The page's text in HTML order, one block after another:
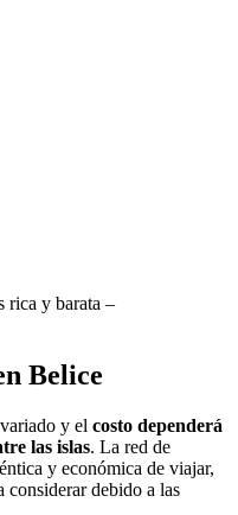
rica y barata –
Belice
y el costo dependerá
las islas. La red de
y económica de viajar,
considerar debido a las